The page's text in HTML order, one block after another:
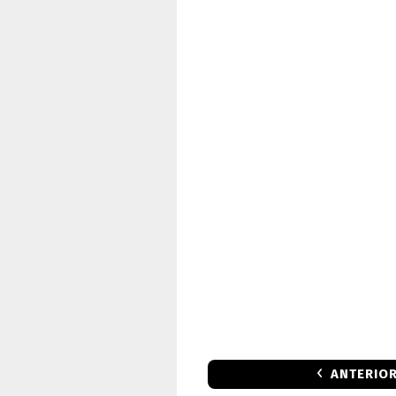
ANTERIOR